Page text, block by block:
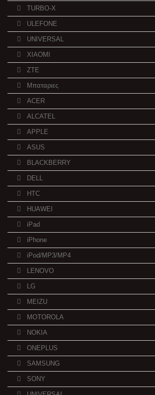
TURBO-X
ULEFONE
UNIVERSAL
XIAOMI
ZTE
Μπαταριες
ACER
ALCATEL
APPLE
ASUS
BLACKBERRY
DELL
HTC
HUAWEI
iPad
iPhone
iPod/MP3/MP4
LENOVO
LG
MEIZU
MOTOROLA
NOKIA
ONEPLUS
SAMSUNG
SONY